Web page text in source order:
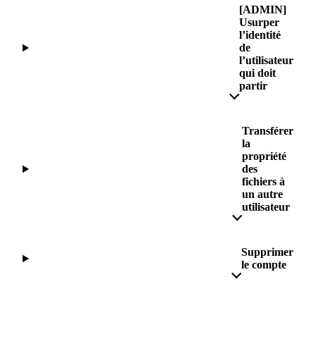
[ADMIN]
Usurper
l’identité
de
l’utilisateur
qui doit
partir
Transférer
la
propriété
des
fichiers à
un autre
utilisateur
Supprimer
le compte